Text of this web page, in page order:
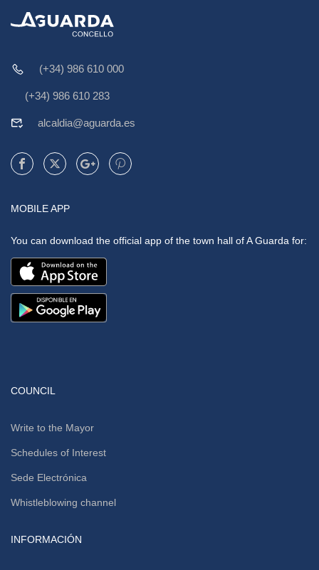
(+34) 986 610 000
(+34) 986 610 283
alcaldia@aguarda.es
MOBILE APP
You can download the official app of the town hall of A Guarda for:
COUNCIL
Write to the Mayor
Schedules of Interest
Sede Electrónica
Whistleblowing channel
INFORMACIÓN